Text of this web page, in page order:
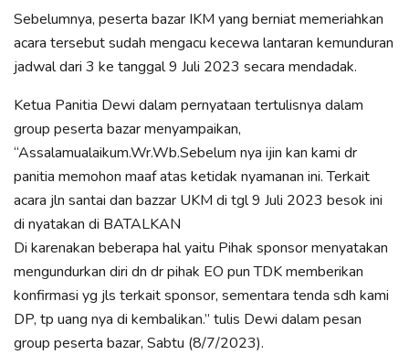
Sebelumnya, peserta bazar IKM yang berniat memeriahkan
acara tersebut sudah mengacu kecewa lantaran kemunduran
jadwal dari 3 ke tanggal 9 Juli 2023 secara mendadak.
Ketua Panitia Dewi dalam pernyataan tertulisnya dalam
group peserta bazar menyampaikan,
“Assalamualaikum.Wr.Wb.Sebelum nya ijin kan kami dr
panitia memohon maaf atas ketidak nyamanan ini. Terkait
acara jln santai dan bazzar UKM di tgl 9 Juli 2023 besok ini
di nyatakan di BATALKAN
Di karenakan beberapa hal yaitu Pihak sponsor menyatakan
mengundurkan diri dn dr pihak EO pun TDK memberikan
konfirmasi yg jls terkait sponsor, sementara tenda sdh kami
DP, tp uang nya di kembalikan.” tulis Dewi dalam pesan
group peserta bazar, Sabtu (8/7/2023).